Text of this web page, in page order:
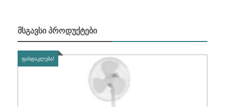
ᲛᲡᲒᲐᲕᲡᲘ ᲞᲠᲝᲓᲣᲥᲢᲔᲑᲘ
ᲤᲐᲡᲓᲐᲙᲚᲔᲑᲐ!